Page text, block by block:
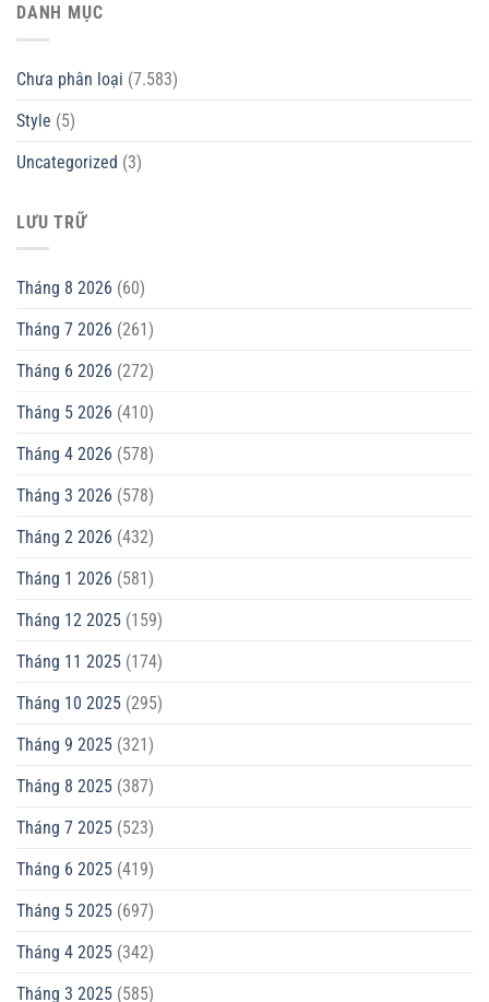
DANH MỤC
Chưa phân loại (7.583)
Style (5)
Uncategorized (3)
LƯU TRỮ
Tháng 8 2026 (60)
Tháng 7 2026 (261)
Tháng 6 2026 (272)
Tháng 5 2026 (410)
Tháng 4 2026 (578)
Tháng 3 2026 (578)
Tháng 2 2026 (432)
Tháng 1 2026 (581)
Tháng 12 2025 (159)
Tháng 11 2025 (174)
Tháng 10 2025 (295)
Tháng 9 2025 (321)
Tháng 8 2025 (387)
Tháng 7 2025 (523)
Tháng 6 2025 (419)
Tháng 5 2025 (697)
Tháng 4 2025 (342)
Tháng 3 2025 (585)